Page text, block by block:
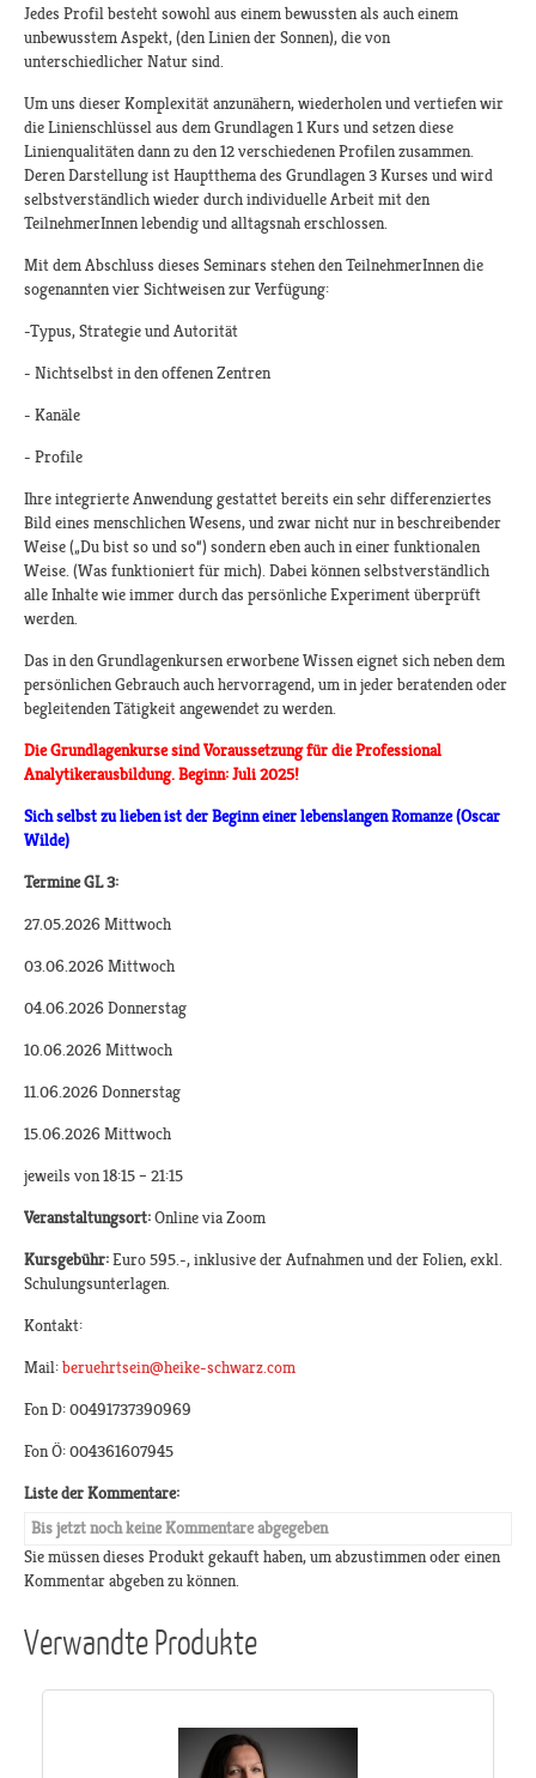
Jedes Profil besteht sowohl aus einem bewussten als auch einem
unbewusstem Aspekt, (den Linien der Sonnen), die von
unterschiedlicher Natur sind.
Um uns dieser Komplexität anzunähern, wiederholen und vertiefen wir
die Linienschlüssel aus dem Grundlagen 1 Kurs und setzen diese
Linienqualitäten dann zu den 12 verschiedenen Profilen zusammen.
Deren Darstellung ist Hauptthema des Grundlagen 3 Kurses und wird
selbstverständlich wieder durch individuelle Arbeit mit den
TeilnehmerInnen lebendig und alltagsnah erschlossen.
Mit dem Abschluss dieses Seminars stehen den TeilnehmerInnen die
sogenannten vier Sichtweisen zur Verfügung:
-Typus, Strategie und Autorität
- Nichtselbst in den offenen Zentren
- Kanäle
- Profile
Ihre integrierte Anwendung gestattet bereits ein sehr differenziertes
Bild eines menschlichen Wesens, und zwar nicht nur in beschreibender
Weise („Du bist so und so“) sondern eben auch in einer funktionalen
Weise. (Was funktioniert für mich). Dabei können selbstverständlich
alle Inhalte wie immer durch das persönliche Experiment überprüft
werden.
Das in den Grundlagenkursen erworbene Wissen eignet sich neben dem
persönlichen Gebrauch auch hervorragend, um in jeder beratenden oder
begleitenden Tätigkeit angewendet zu werden.
Die Grundlagenkurse sind Voraussetzung für die Professional
Analytikerausbildung. Beginn: Juli 2025!
Sich selbst zu lieben ist der Beginn einer lebenslangen Romanze (Oscar
Wilde)
Termine GL 3:
27.05.2026 Mittwoch
03.06.2026 Mittwoch
04.06.2026 Donnerstag
10.06.2026 Mittwoch
11.06.2026 Donnerstag
15.06.2026 Mittwoch
jeweils von 18:15 – 21:15
Veranstaltungsort:Online via Zoom
Kursgebühr:Euro 595.-, inklusive der Aufnahmen und der Folien, exkl.
Schulungsunterlagen.
Kontakt:
Mail:beruehrtsein@heike-schwarz.com
Fon D: 00491737390969
Fon Ö: 004361607945
Liste der Kommentare:
Bis jetzt noch keine Kommentare abgegeben
Sie müssen dieses Produkt gekauft haben, um abzustimmen oder einen
Kommentar abgeben zu können.
Verwandte Produkte